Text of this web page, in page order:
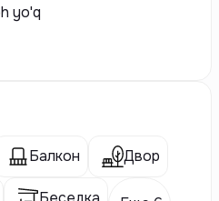
yo'q
Балкон Двор